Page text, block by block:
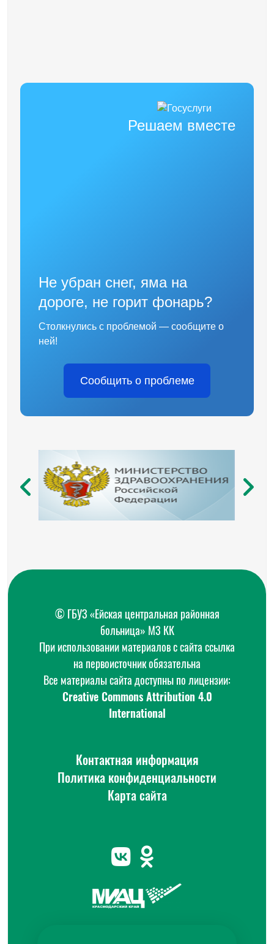
Решаем вместе
Не убран снег, яма на
дороге, не горит фонарь?
Столкнулись с проблемой — сообщите о
ней!
Сообщить о проблеме
© ГБУЗ «Ейская центральная районная
больница» МЗ КК
При использовании материалов с сайта ссылка
на первоисточник обязательна
Все материалы сайта доступны по лицензии:
Creative Commons Attribution 4.0
International
Контактная информация
Политика конфиденциальности
Карта сайта